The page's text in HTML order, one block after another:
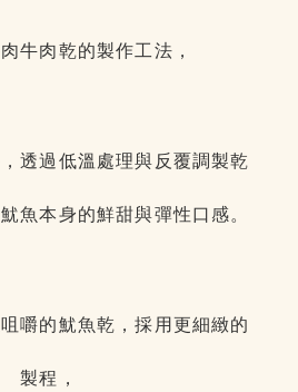
牛肉乾的製作工法，
透過低溫處理與反覆調製乾
魚本身的鮮甜與彈性口感。
嚼的魷魚乾，採用更細緻的
製程，